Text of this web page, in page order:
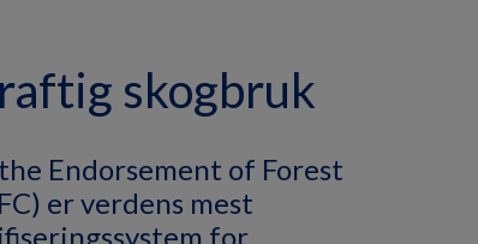
skogbruk
Endorsement of Forest
er verdens mest
for